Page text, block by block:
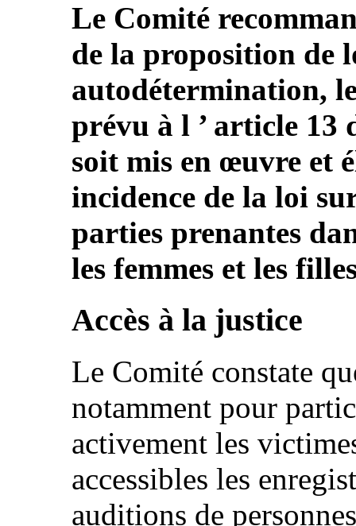
Le Comité
de la proposition de
autodétermination,
prévu à l ’ article 13
soit mis en œuvre et
incidence de la loi
parties prenantes
les femmes et les
Accès à la justice
Le Comité constate
notamment pour
activement les
accessibles les
auditions de